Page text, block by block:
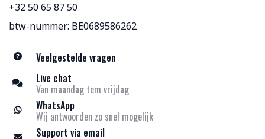
+32 50 65 87 50
btw-nummer: BE0689586262
Veelgestelde vragen
Live chat
Van maandag tem vrijdag
WhatsApp
Wij antwoorden zo snel mogelijk
Support via email